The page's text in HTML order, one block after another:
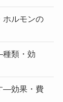
ルモンの
種類・効
—効果・費